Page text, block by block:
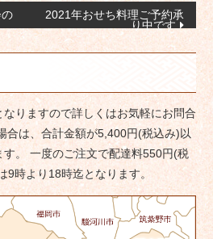
2021年おせち料理ご予約承
り中です
りますので詳しくはお気軽にお問合
合は、合計金額が5,400円(税込み)以
す。 一度のご注文で配達料550円(税
時より18時迄となります。